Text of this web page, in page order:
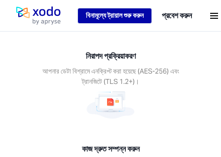
হোম পেজ বিনামূল্যে ট্রায়াল শুরু করুন প্রবেশ করুন
নিরাপদ প্রক্রিয়াকরণ
আপনার ডেটা বিশ্রামে এনক্রিপ্ট করা হয়েছে (AES-256) এবং
ট্রানজিটে (TLS 1.2+)।
কাজ দ্রুত সম্পন্ন করুন